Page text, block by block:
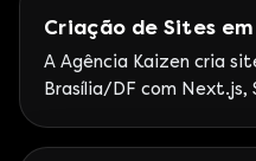
Criação de Sites
A Agência Kaizen cria
Brasília/DF com Next.js,
nacional a empresas e